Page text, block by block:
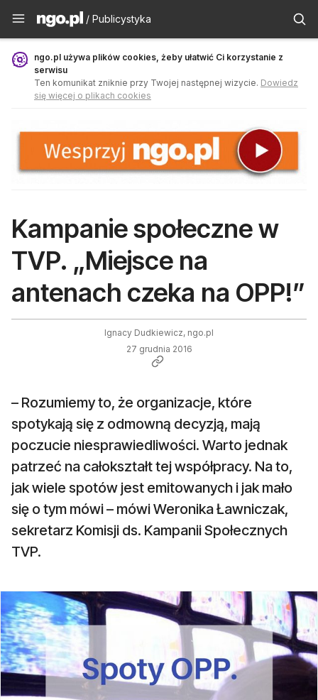
Publicystyka - ngo.pl
/ Publicystyka
ngo.pl używa plików cookies, żeby ułatwić Ci korzystanie z
serwisu
Ten komunikat zniknie przy Twojej następnej wizycie. Dowiedz
się więcej o plikach cookies
Kampanie społeczne w
TVP. „Miejsce na
antenach czeka na OPP!”
Ignacy Dudkiewicz, ngo.pl
27 grudnia 2016
– Rozumiemy to, że organizacje, które
spotykają się z odmowną decyzją, mają
poczucie niesprawiedliwości. Warto jednak
patrzeć na całokształt tej współpracy. Na to,
jak wiele spotów jest emitowanych i jak mało
się o tym mówi – mówi Weronika Ławniczak,
sekretarz Komisji ds. Kampanii Społecznych
TVP.